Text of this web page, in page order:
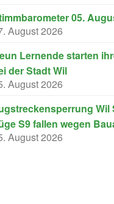
05.
August 2026
Lernende starten
der Stadt Wil
August 2026
Wil
S9 fallen wegen
August 2026